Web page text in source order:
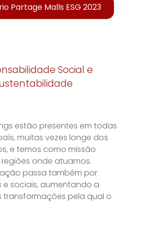
Partage Malls ESG 2023
Social e
estão presentes em todas
muitas vezes longe dos
e temos como missão
onde atuamos.
passa também por
e sociais, aumentando a
transformações pela qual o